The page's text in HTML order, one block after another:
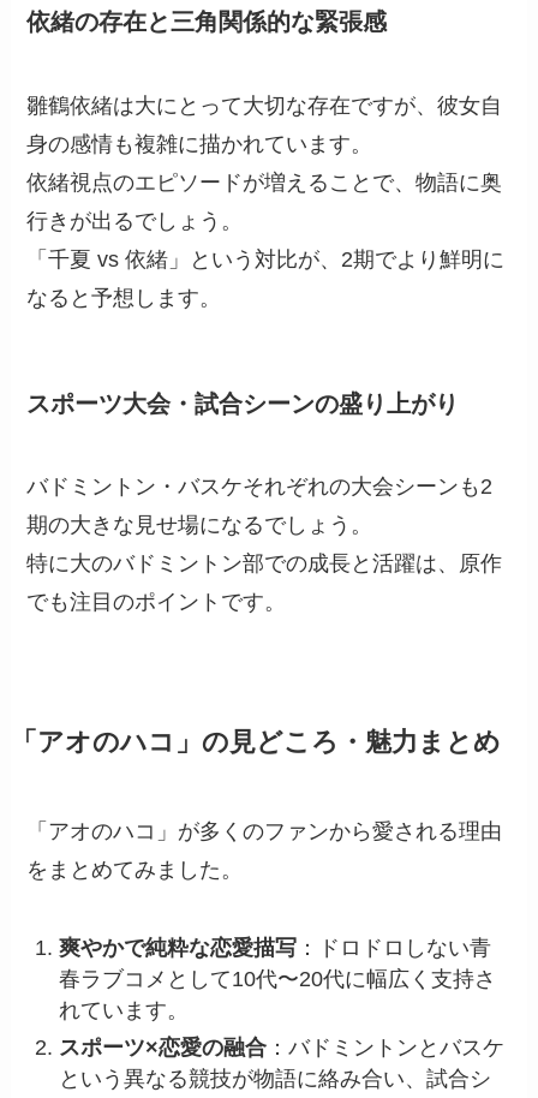
依緒の存在と三角関係的な緊張感
雛鶴依緒は大にとって大切な存在ですが、彼女自
身の感情も複雑に描かれています。
依緒視点のエピソードが増えることで、物語に奥
行きが出るでしょう。
「千夏 vs 依緒」という対比が、2期でより鮮明に
なると予想します。
スポーツ大会・試合シーンの盛り上がり
バドミントン・バスケそれぞれの大会シーンも2
期の大きな見せ場になるでしょう。
特に大のバドミントン部での成長と活躍は、原作
でも注目のポイントです。
「アオのハコ」の見どころ・魅力まとめ
「アオのハコ」が多くのファンから愛される理由
をまとめてみました。
爽やかで純粋な恋愛描写 ：ドロドロしない青
春ラブコメとして10代〜20代に幅広く支持さ
れています。
スポーツ×恋愛の融合 ：バドミントンとバスケ
という異なる競技が物語に絡み合い、試合シ